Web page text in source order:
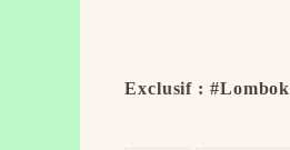
Exclusif :